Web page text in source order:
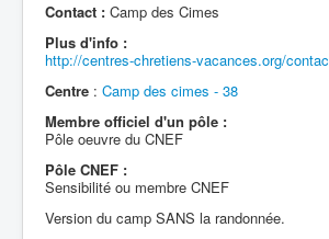
Contact : Camp des Cimes
Plus d'info :
http://centres-chretiens-vacances.org/
Centre : Camp des cimes - 38
Membre officiel d'un pôle :
Pôle oeuvre du CNEF
Pôle CNEF :
Sensibilité ou membre CNEF
Version du camp SANS la randonnée.